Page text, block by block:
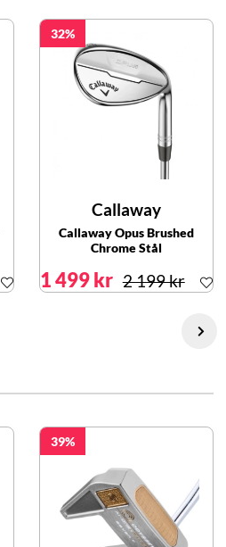
32
Callaway
Callaway Opus Brushed
Chrome Stål
1 499 kr 2 199 kr
39